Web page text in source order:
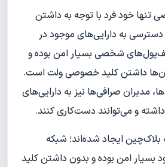
خود فرد با توجه به داشتن
به دارایی‌های موجود در
شخصی بسیار امن بوده و
آن‌ها داشتن کلید خصوصی ولت است.
مدیران صرافی‌ها نیز به دارایی‌های
و می‌توانند دست‌کاری‌ کنند.
ایجاد شده‌اند؛ شبکه
بسیار امن بوده و بدون داشتن کلید